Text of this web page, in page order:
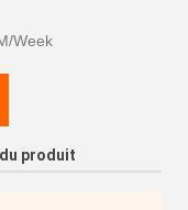
Week
produit